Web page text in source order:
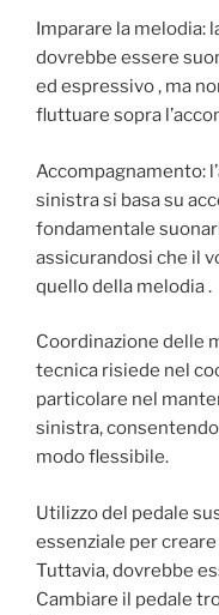
Imparare la melodia:
dovrebbe essere
ed espressivo , ma
fluttuare sopra
Accompagnamento:
sinistra si basa su
fondamentale
assicurandosi che il
quello della melodia .
Coordinazione delle
tecnica risiede nel
particolare nel
sinistra,
modo flessibile.
Utilizzo del pedale
essenziale per
Tuttavia, dovrebbe
Cambiare il pedale